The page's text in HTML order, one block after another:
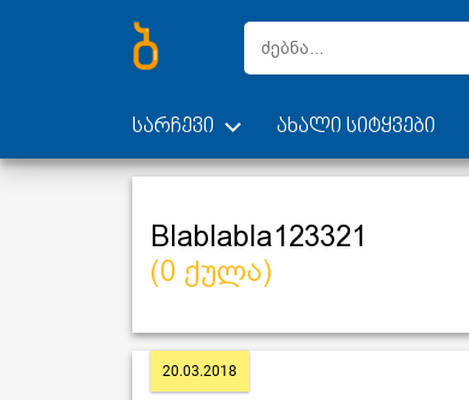
სარჩევი ახალი სიტყვები
Blablabla123321
(0 ქულა)
20.03.2018